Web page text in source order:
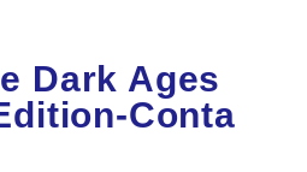
Dark Ages
Conta